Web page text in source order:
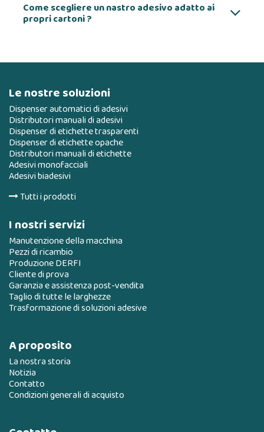
Come scegliere un nastro adesivo adatto ai
propri cartoni ?
Le nostre soluzioni
Dispenser automatici di adesivi
Distributori manuali di adesivi
Dispenser di etichette trasparenti
Dispenser di etichette opache
Distributori manuali di etichette
Adesivi monofacciali
Adesivi biadesivi
Tutti i prodotti
I nostri servizi
Manutenzione della macchina
Pezzi di ricambio
Produzione DERFI
Cliente di prova
Garanzia e assistenza post-vendita
Taglio di tutte le larghezze
Trasformazione di soluzioni adesive
A proposito
La nostra storia
Notizia
Contatto
Condizioni generali di acquisto